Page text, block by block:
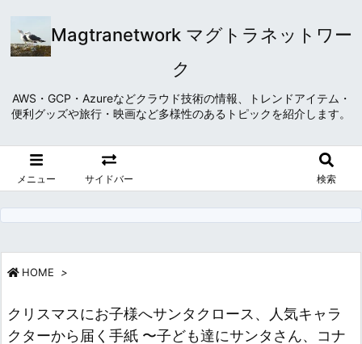
Magtranetwork マグトラネットワー
ク
AWS・GCP・Azureなどクラウド技術の情報、トレンドアイテム・
便利グッズや旅行・映画など多様性のあるトピックを紹介します。
メニュー サイドバー 検索
HOME >
クリスマスにお子様へサンタクロース、人気キャラ
クターから届く手紙 〜子ども達にサンタさん、コナ